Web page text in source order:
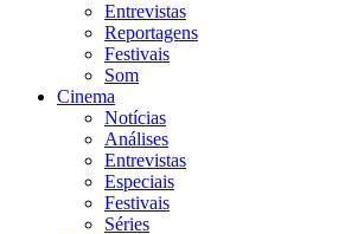
Entrevistas
Reportagens
Festivais
Som
Cinema
Notícias
Análises
Entrevistas
Especiais
Festivais
Séries